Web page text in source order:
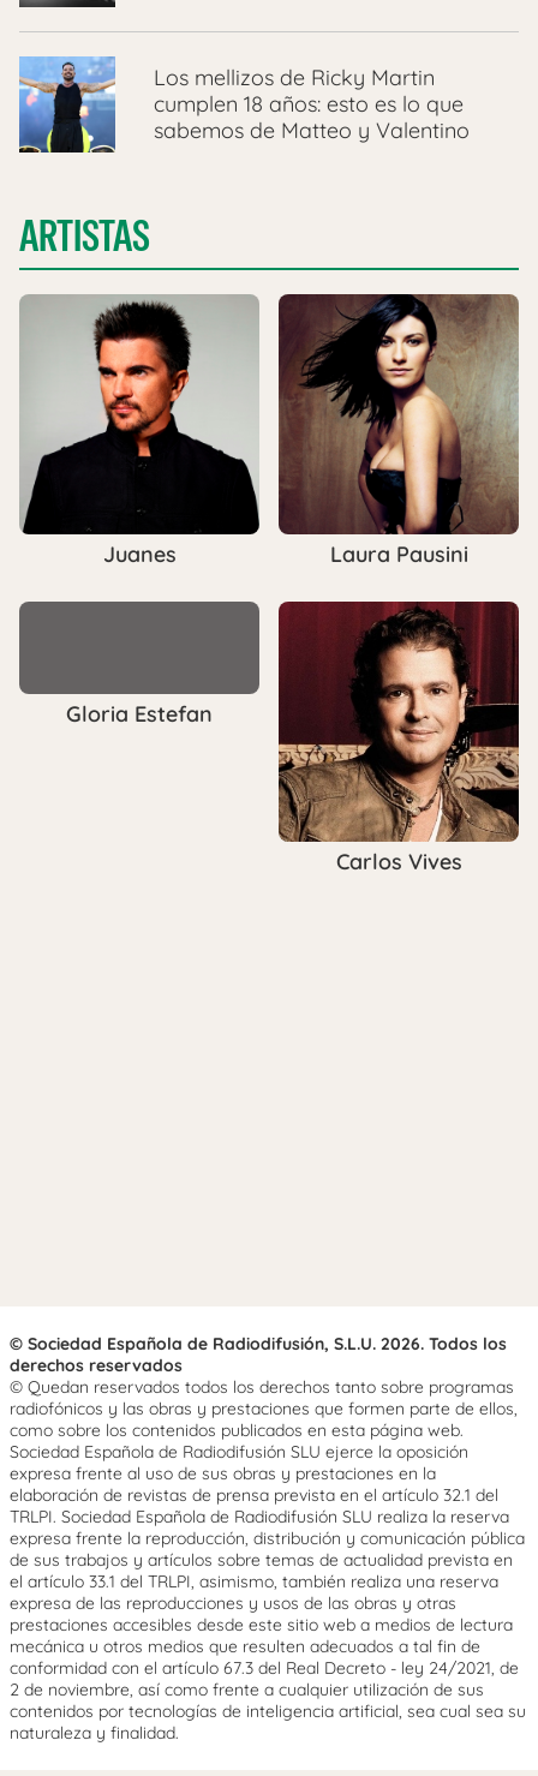
Los mellizos de Ricky Martin
cumplen 18 años: esto es lo que
sabemos de Matteo y Valentino
ARTISTAS
Juanes Laura Pausini
Gloria Estefan
Carlos Vives
© Sociedad Española de Radiodifusión, S.L.U. 2026. Todos los
derechos reservados
© Quedan reservados todos los derechos tanto sobre programas
radiofónicos y las obras y prestaciones que formen parte de ellos,
como sobre los contenidos publicados en esta página web.
Sociedad Española de Radiodifusión SLU ejerce la oposición
expresa frente al uso de sus obras y prestaciones en la
elaboración de revistas de prensa prevista en el artículo 32.1 del
TRLPI. Sociedad Española de Radiodifusión SLU realiza la reserva
expresa frente la reproducción, distribución y comunicación pública
de sus trabajos y artículos sobre temas de actualidad prevista en
el artículo 33.1 del TRLPI, asimismo, también realiza una reserva
expresa de las reproducciones y usos de las obras y otras
prestaciones accesibles desde este sitio web a medios de lectura
mecánica u otros medios que resulten adecuados a tal fin de
conformidad con el artículo 67.3 del Real Decreto - ley 24/2021, de
2 de noviembre, así como frente a cualquier utilización de sus
contenidos por tecnologías de inteligencia artificial, sea cual sea su
naturaleza y finalidad.